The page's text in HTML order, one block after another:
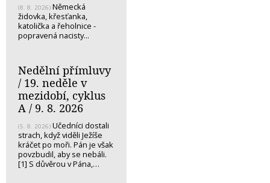
(8. 8. 2026) Německá
židovka, křesťanka,
katolička a řeholnice -
popravená nacisty...
Nedělní přímluvy
/ 19. neděle v
mezidobí, cyklus
A / 9. 8. 2026
(5. 8. 2026) Učedníci dostali
strach, když viděli Ježíše
kráčet po moři. Pán je však
povzbudil, aby se nebáli.
[1] S důvěrou v Pána,…